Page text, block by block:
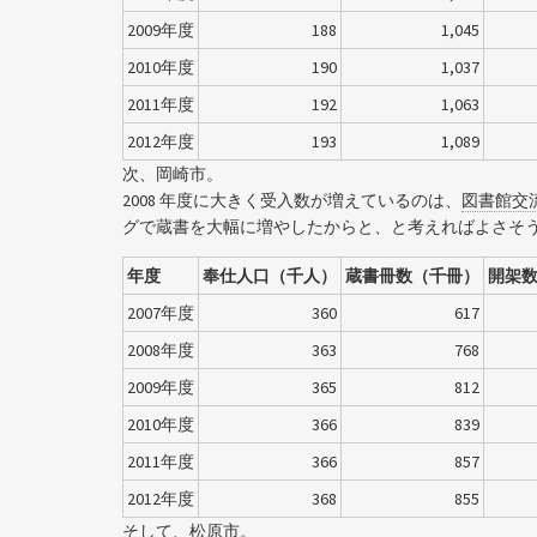
2009年度
188
1,045
2010年度
190
1,037
2011年度
192
1,063
2012年度
193
1,089
次、岡崎市。
2008 年度に大きく受入数が増えているのは、 図書館交
グで蔵書を大幅に増やしたからと、と考えればよさそ
年度 奉仕人口（千人） 蔵書冊数（千冊）
開架
2007年度
360
617
2008年度
363
768
2009年度
365
812
2010年度
366
839
2011年度
366
857
2012年度
368
855
そして、松原市。